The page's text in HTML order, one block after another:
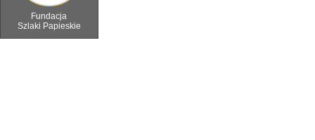
Fundacja
Szlaki Papieskie